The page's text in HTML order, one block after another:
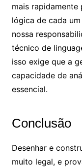
mais rapidamente
lógica de cada
nossa
técnico de
isso exige que a
capacidade de
essencial.
Conclusão
Desenhar e
muito legal, e